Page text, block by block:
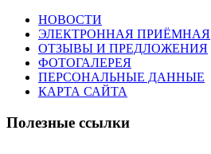
НОВОСТИ
ЭЛЕКТРОННАЯ ПРИЁМНАЯ
ОТЗЫВЫ И ПРЕДЛОЖЕНИЯ
ФОТОГАЛЕРЕЯ
ПЕРСОНАЛЬНЫЕ ДАННЫЕ
КАРТА САЙТА
Полезные ссылки